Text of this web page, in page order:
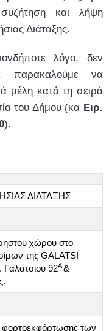
και λήψη
Διάταξης.
λόγο, δεν
παρακαλούμε να
μέλη κατά τη σειρά
του Δήμου (κα Ειρ.
).
ΔΙΑΤΑΞΗΣ
χώρου στο
της GALATSI
Γαλατσίου 92Α&
των